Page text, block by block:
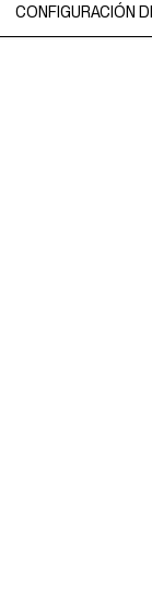
CONFIGURACIÓN